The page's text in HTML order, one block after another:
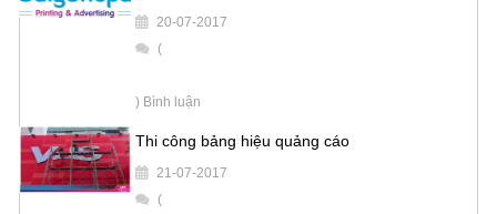
20-07-2017
(
) Bình luận
Thi công bảng hiệu quảng cáo
21-07-2017
(